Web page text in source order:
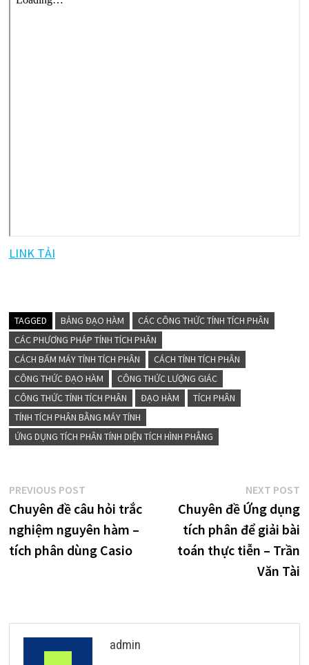
LINK TẢI
TAGGED BẢNG ĐẠO HÀM
CÁC CÔNG THỨC TÍNH TÍCH PHÂN
CÁC PHƯƠNG PHÁP TÍNH TÍCH PHÂN
CÁCH BẤM MÁY TÍNH TÍCH PHÂN
CÁCH TÍNH TÍCH PHÂN
CÔNG THỨC ĐẠO HÀM
CÔNG THỨC LƯỢNG GIÁC
CÔNG THỨC TÍNH TÍCH PHÂN
ĐẠO HÀM
TÍCH PHÂN
TÍNH TÍCH PHÂN BẰNG MÁY TÍNH
ỨNG DỤNG TÍCH PHÂN TÍNH DIỆN TÍCH HÌNH PHẲNG
Điều
hướng
bài
PREVIOUS POSTPrevious
post:
Chuyên đề câu hỏi trắc
nghiệm nguyên hàm –
tích phân dùng Casio
NEXT POST
Chuyên đề Ứng dụng
tích phân để giải bài
toán thực tiễn – Trần
Văn Tài
admin